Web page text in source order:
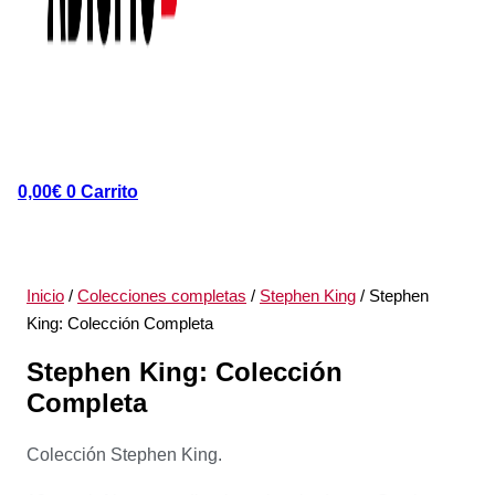
0,00€ 0 Carrito
Inicio / Colecciones completas / Stephen King / Stephen
King: Colección Completa
Stephen King: Colección
Completa
Colección Stephen King.